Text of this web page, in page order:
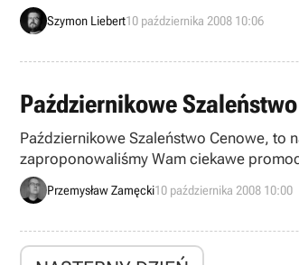
postanowili uprzedzić premierę.
Szymon Liebert10 października 2008 10:06
Październikowe
Październikowe Szaleństwo Cenowe, to
zaproponowaliśmy Wam ciekawe
Pora więc, na odkrycie kolejnej karty.
Przemysław Zamęcki10 października 2008 10:00